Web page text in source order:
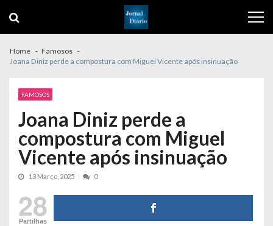
navigation
content
Home
Famosos
Joana Diniz perde a compostura com Miguel Vicente após insinuação
FAMOSOS
Joana Diniz perde a
compostura com Miguel
Vicente após insinuação
13 Março, 2025 0
28
Partilhas